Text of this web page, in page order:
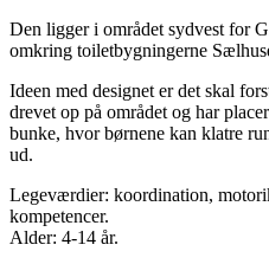
Den ligger i området sydvest for
omkring toiletbygningerne
Ideen med designet er det skal
drevet op på området og har
bunke, hvor børnene kan klatre
ud.
Legeværdier: koordination,
kompetencer.
Alder: 4-14 år.